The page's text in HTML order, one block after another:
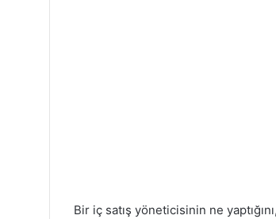
Bir iç satış yöneticisinin ne